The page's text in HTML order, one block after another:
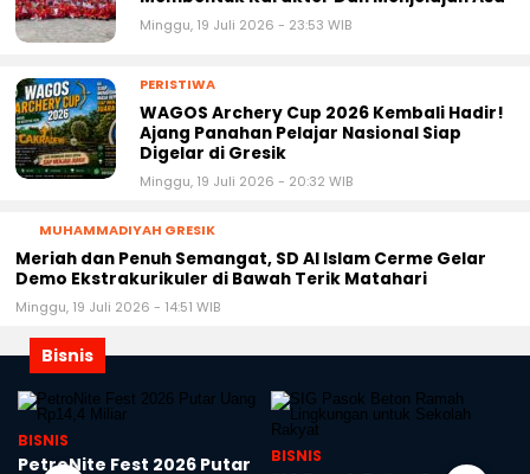
WAGOS Archery Cup 2026 Kembali Hadir!
Ajang Panahan Pelajar Nasional Siap
Digelar di Gresik
Minggu, 19 Juli 2026 - 20:32 WIB
Meriah dan Penuh Semangat, SD Al Islam Cerme Gelar
Demo Ekstrakurikuler di Bawah Terik Matahari
Bisnis
BISNIS
PetroNite Fest 2026 Putar
BISNIS
SIG Pasok Beton Ramah